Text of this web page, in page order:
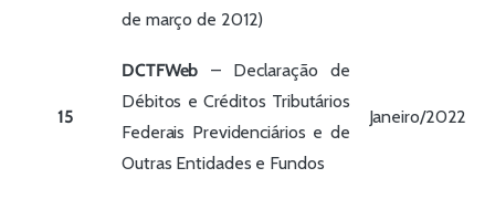
de março de 2012)
15
DCTFWeb – Declaração de
Débitos e Créditos Tributários
Federais Previdenciários e de
Outras Entidades e Fundos
Janeiro/2022